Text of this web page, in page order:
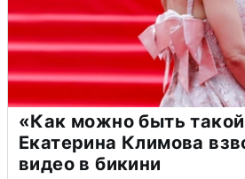
«Как можно быть
Екатерина Климова
видео в бикини